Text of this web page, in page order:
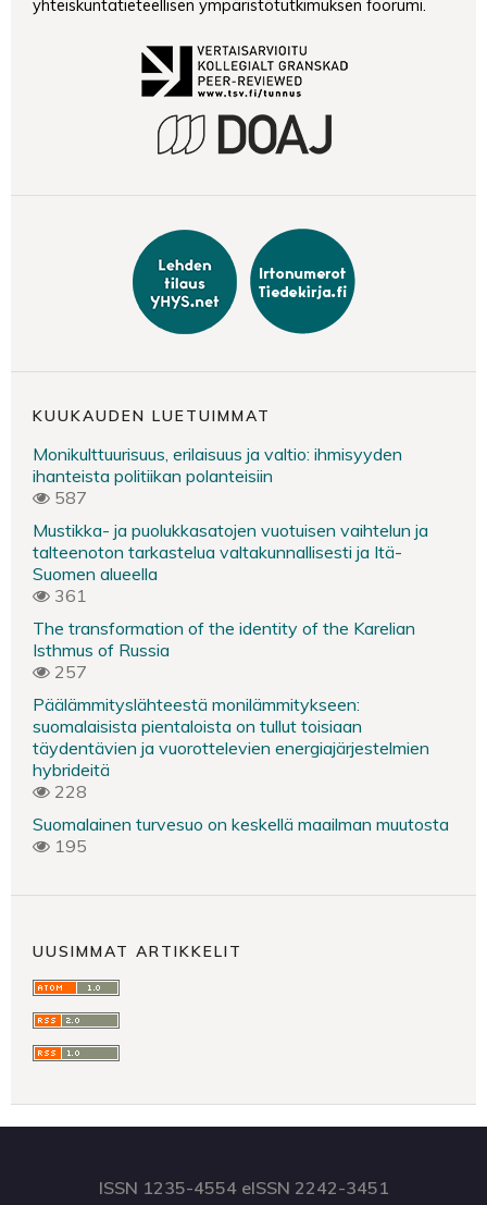
yhteiskuntatieteellisen ympäristötutkimuksen foorumi.
KUUKAUDEN LUETUIMMAT
Monikulttuurisuus, erilaisuus ja valtio: ihmisyyden
ihanteista politiikan polanteisiin
587
Mustikka- ja puolukkasatojen vuotuisen vaihtelun ja
talteenoton tarkastelua valtakunnallisesti ja Itä-
Suomen alueella
361
The transformation of the identity of the Karelian
Isthmus of Russia
257
Päälämmityslähteestä monilämmitykseen:
suomalaisista pientaloista on tullut toisiaan
täydentävien ja vuorottelevien energiajärjestelmien
hybrideitä
228
Suomalainen turvesuo on keskellä maailman muutosta
195
UUSIMMAT ARTIKKELIT
ISSN 1235-4554 eISSN 2242-3451